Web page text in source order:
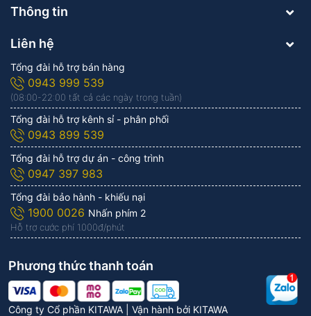
Thông tin
Liên hệ
Tổng đài hỗ trợ bán hàng
0943 999 539
(08:00-22:00 tất cả các ngày trong tuần)
Tổng đài hỗ trợ kênh sỉ - phân phối
0943 899 539
Tổng đài hỗ trợ dự án - công trình
0947 397 983
Tổng đài bảo hành - khiếu nại
1900 0026 Nhấn phím 2
Hỗ trợ cước phí 1.000đ/phút
Công ty Cổ phần KITAWA | Vận hành bởi KITAWA
Phương thức thanh toán